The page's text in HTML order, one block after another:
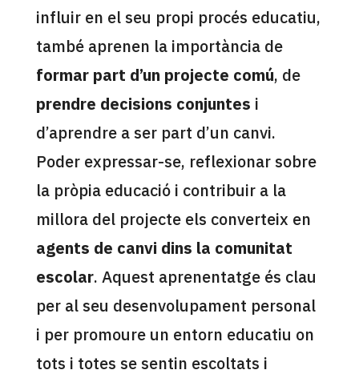
influir en el seu propi procés educatiu,
també aprenen la importància de
formar part d’un projecte comú, de
prendre decisions conjuntes i
d’aprendre a ser part d’un canvi.
Poder expressar-se, reflexionar sobre
la pròpia educació i contribuir a la
millora del projecte els converteix en
agents de canvi dins la comunitat
escolar. Aquest aprenentatge és clau
per al seu desenvolupament personal
i per promoure un entorn educatiu on
tots i totes se sentin escoltats i